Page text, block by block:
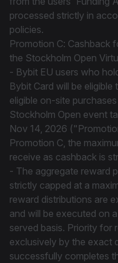
processed strictly in
policies.
Promotion C: Cashback
the Stockholm Open
- Bybit EU users who
Bybit Card will be
eligible on-site
Stockholm Open event
Nov 14, 2026
Promotion C, the
receive as cashback is
- The aggregate reward
strictly capped at a
reward distributions are
and will be executed on
served basis. Priority for
exclusively by the exact
successfully completes